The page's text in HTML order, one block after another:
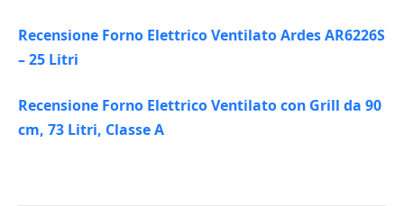
Recensione Forno Elettrico Ventilato Ardes AR6226S
– 25 Litri
Recensione Forno Elettrico Ventilato con Grill da 90
cm, 73 Litri, Classe A